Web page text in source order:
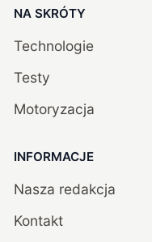
NA SKRÓTY
Technologie
Testy
Motoryzacja
INFORMACJE
Nasza redakcja
Kontakt